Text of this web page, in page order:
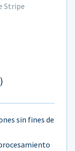
Stripe
sin fines de